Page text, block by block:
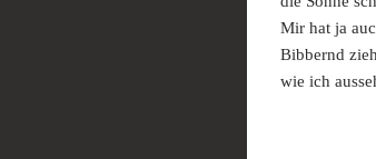
Mir hat ja
Bibbernd
wie ich